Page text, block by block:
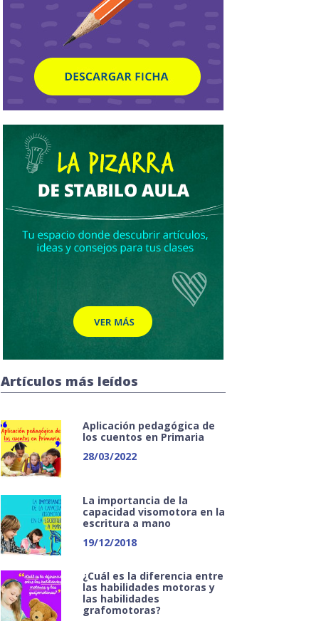
Artículos más leídos
Aplicación pedagógica de
los cuentos en Primaria
28/03/2022
La importancia de la
capacidad visomotora en la
escritura a mano
19/12/2018
¿Cuál es la diferencia entre
las habilidades motoras y
las habilidades
grafomotoras?